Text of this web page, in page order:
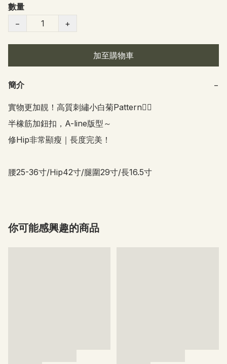
數量
−
+
加至購物車
簡介 −
實物更加靚！高質刺繡小白菊Pattern👍🏻
半橡筋加鈕扣，A-line版型～
修Hip非常顯瘦｜長度完美！
腰25-36寸/Hip42寸/腿圍29寸/長16.5寸
你可能感興趣的商品